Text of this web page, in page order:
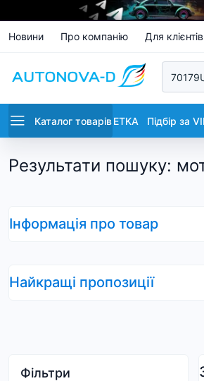
Новини Про компанію Для клієнтів
Каталог товарівETKA Підбір за
Результати пошуку:
Інформація про товар
Найкращі пропозиції
Фільтри